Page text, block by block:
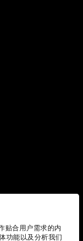
贴合用户需求的内
功能以及分析我们